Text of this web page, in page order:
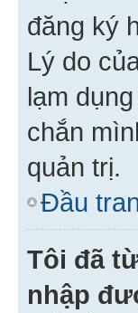
đăng ký
Lý do
lạm
chắn
quản trị.
Đầu
Tôi đã
nhập